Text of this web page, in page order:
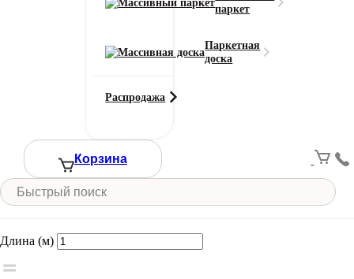
паркет
Паркетная
доска
Распродажа
Корзина
Смотреть все характеристики
Ширина (м)
Длина (м)